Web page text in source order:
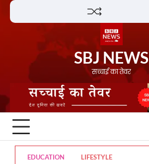
Skip
SBJ NEWS
सच्चाई का तेवर
EDUCATION LIFESTYLE